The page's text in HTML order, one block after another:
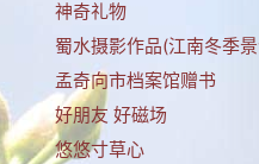
神奇礼物
蜀水摄影作品(江南冬季
孟奇向市档案馆赠书
好朋友 好磁场
悠悠寸草心